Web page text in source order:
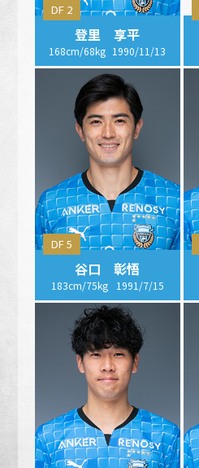
DF 2
登里 享平
168cm/68kg 1990/11/13
DF 5
谷口 彰悟
183cm/75kg 1991/7/15